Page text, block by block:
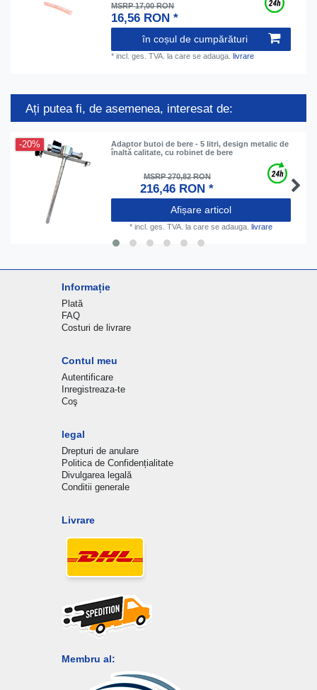
MSRP 17,00 RON
16,56 RON *
în coșul de cumpărături
*incl. ges. TVA. la care se adauga.livrare
Ați putea fi, de asemenea, interesat de:
-20%
Adaptor butoi de bere - 5 litri, design metalic de
înaltă calitate, cu robinet de bere
MSRP 270,82 RON
216,46 RON *
Afișare articol
* incl. ges. TVA. la care se adauga. livrare
Informație
Plată
FAQ
Costuri de livrare
Contul meu
Autentificare
Inregistreaza-te
Coş
legal
Drepturi de anulare
Politica de Confidențialitate
Divulgarea legală
Conditii generale
Livrare
Membru al: